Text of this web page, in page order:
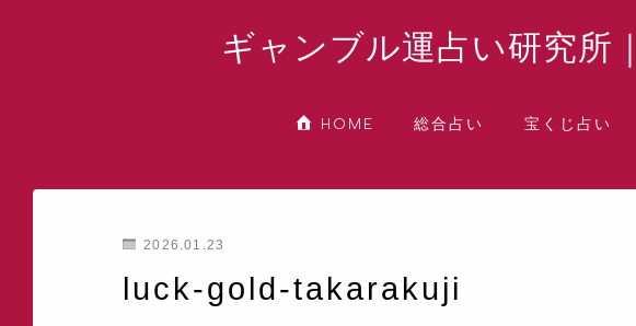
ギャンブル運占い研究所
HOME 総合占い 宝くじ占い
2026.01.23
luck-gold-takarakuji